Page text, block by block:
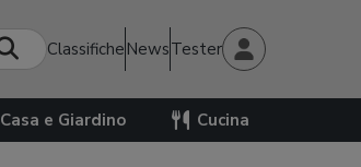
Classifiche NewsTester
Casa e Giardino Cucina